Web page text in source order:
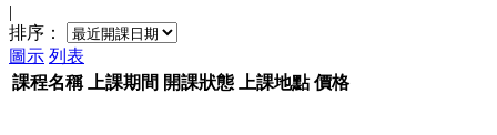
|
排序：
圖示 列表
課程名稱
上課期間 開課狀態 上課地點 價格